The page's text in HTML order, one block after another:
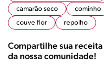
camarão seco
cominho
couve flor
repolho
Compartilhe sua
da nossa comunidade!